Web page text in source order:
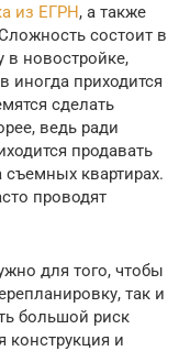
из ЕГРН, а также
состоит в
в новостройке,
иногда приходится
сделать
ведь ради
продавать
квартирах.
проводят
для того, чтобы
так и
большой риск
конструкция и